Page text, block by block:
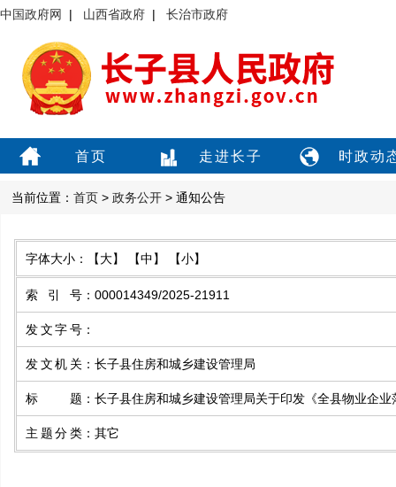
中国政府网 | 山西省政府 | 长治市政府
首页 走进长子 时政动
当前位置： 首页 > 政务公开 > 通知公告
字体大小： 【大】 【中】 【小】
索引号 ： 000014349/2025-21911
发文字号 ：
发文机关 ： 长子县住房和城乡建设管理局
标题 ： 长子县住房和城乡建设管理局关于印发《全县物业企
主题分类 ： 其它